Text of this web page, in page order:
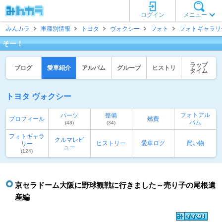
メニュー
ログイン
みんカラ
車種別情報 トヨタ ヴォクシー フォト フォトギャラ
そー！
ブログ 愛車紹介 アルバム グループ ヒストリ
ラップ
タイム
トヨタ ヴォクシー
プロフィール パーツ
(48)
整備
(34)
燃費
フォトアル
バム
フォトギャラ
リー
(124)
クルマレビ
ュー
ヒストリー 愛車ログ 買い物
京セラドーム大阪に野球観戦に行きました～売り子の尾根遺
産編